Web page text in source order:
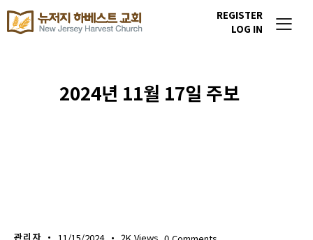
REGISTER
LOG IN
2024년 11월 17일 주보
관리자